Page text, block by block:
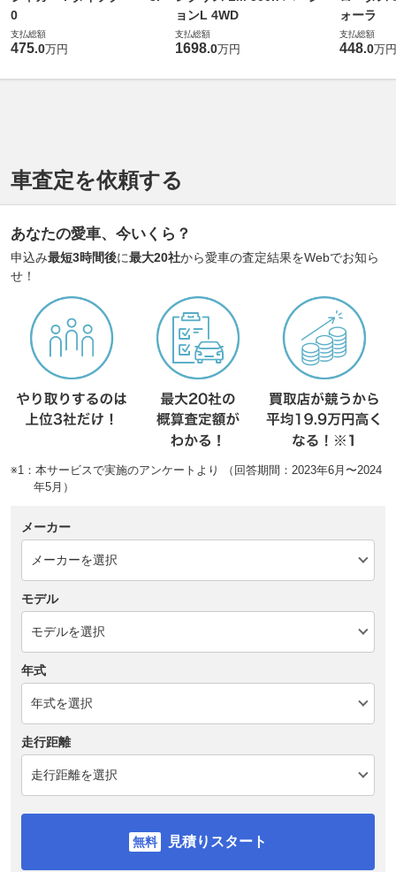
0
支払総額
475.0万円
ョンL 4WD
支払総額
1698.0万円
ォーラ
支払総額
448.0万円
車査定を依頼する
あなたの愛車、今いくら？
申込み最短3時間後に最大20社から愛車の査定結果をWebでお知ら
せ！
※1：本サービスで実施のアンケートより （回答期間：2023年6月〜2024
年5月）
メーカー
モデル
年式
走行距離
見積りスタート